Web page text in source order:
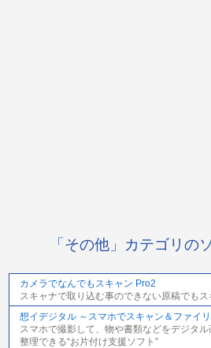
「その他」カテゴリの
カメラでなんでもスキャン Pro2
スキャナで取り込む事のできない原稿でもス
想イデジタル ～スマホでスキャン＆ファイ
スマホで撮影して、物や書類などをデジタル
整理できる“お片付け支援ソフト”